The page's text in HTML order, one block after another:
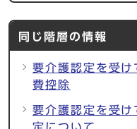
同じ階層の情報
要介護認定を受
費控除
要介護認定を受け
定について